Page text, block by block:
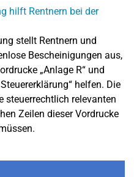
stellt Rentnern und
Bescheinigungen aus,
„Anlage R“ und
helfen. Die
steuerrechtlich relevanten
Zeilen dieser Vordrucke